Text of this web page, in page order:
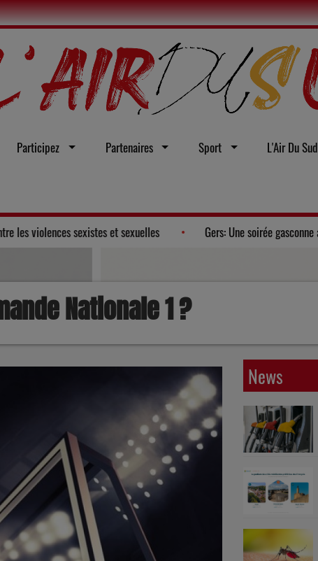
Participez Partenaires Sport L'Air Du Sud
faveur d'une loi intégrale contre les violences sexistes et sexuelles
Nationale 1 ?
News